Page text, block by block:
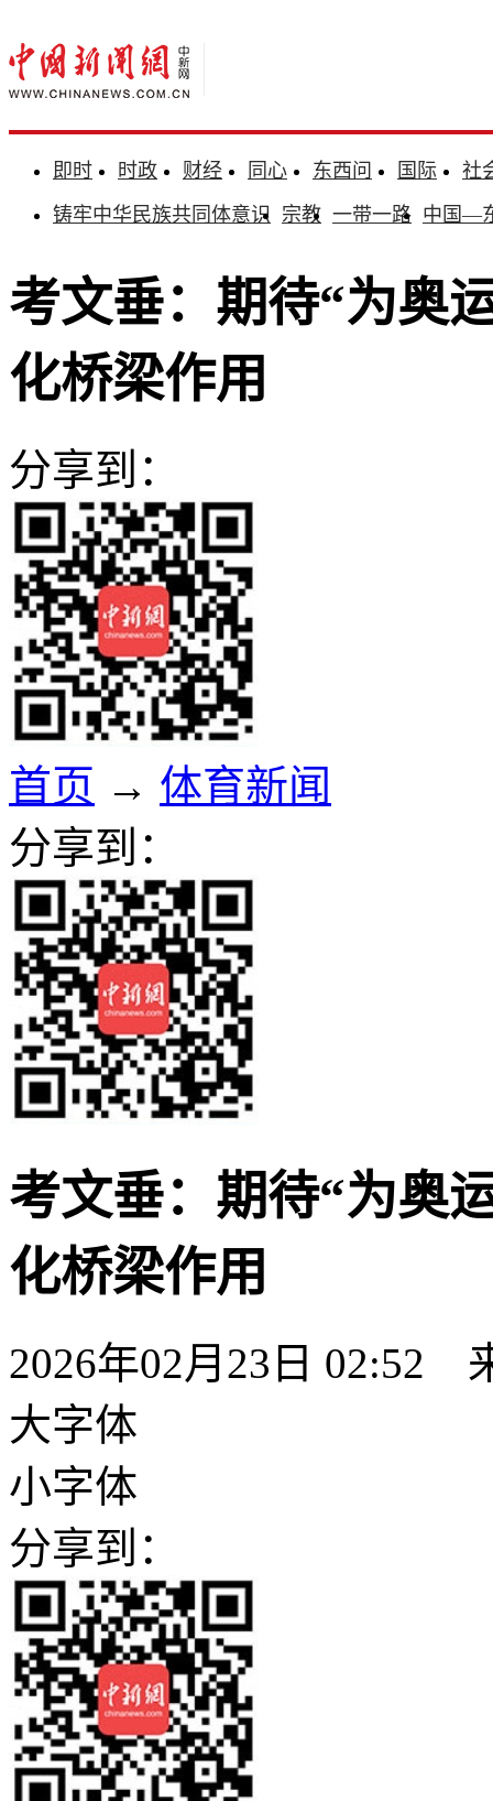
即时 时政 财经 同心 东西问 国际
社
铸牢中华民族共同体意识 宗教 一带一路 中国—
考文垂：期待“为奥
化桥梁作用
分享到：
首页 → 体育新闻
分享到：
考文垂：期待“为奥
化桥梁作用
2026年02月23日 02:52
大字体
小字体
分享到：